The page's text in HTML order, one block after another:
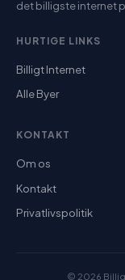
det billigste internet
HURTIGE LINKS
Billigt Internet
Alle Byer
KONTAKT
Om os
Kontakt
Privatlivspolitik
© 2026